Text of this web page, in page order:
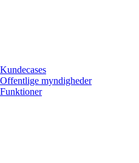
Kundecases
Offentlige myndigheder
Funktioner